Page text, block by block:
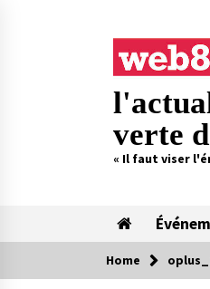
verte
« Il faut viser
Home